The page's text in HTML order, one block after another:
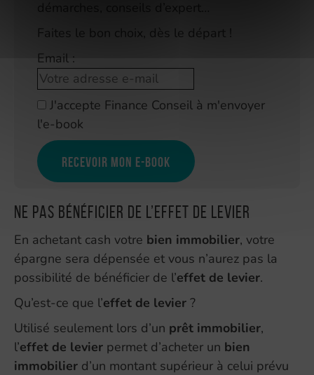
Faites le bon choix, dès le départ !
Email :
J'accepte Finance Conseil à m'envoyer
l'e-book
Recevoir mon e-book
Ne pas bénéficier de l’effet de levier
En achetant cash votre bien immobilier, votre
épargne sera dépensée et vous n’aurez pas la
possibilité de bénéficier de l’effet de levier.
Qu’est-ce que l’effet de levier ?
Utilisé seulement lors d’un prêt immobilier,
l’effet de levier permet d’acheter un bien
immobilier d’un montant supérieur à celui prévu